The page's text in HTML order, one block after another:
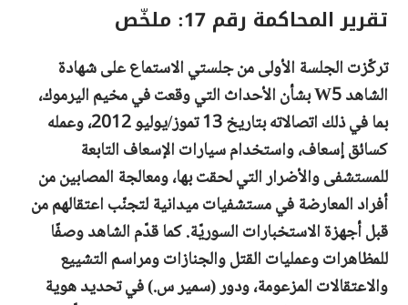
تقرير المحاكمة رقم 17: ملخّص
تركّزت الجلسة الأولى من جلستي الاستماع على شهادة
الشاهد W5 بشأن الأحداث التي وقعت في مخيم اليرموك،
بما في ذلك اتصالاته بتاريخ 13 تموز/يوليو 2012، وعمله
كسائق إسعاف، واستخدام سيارات الإسعاف التابعة
للمستشفى والأضرار التي لحقت بها، ومعالجة المصابين من
أفراد المعارضة في مستشفيات ميدانية لتجنّب اعتقالهم من
قبل أجهزة الاستخبارات السوريّة. كما قدّم الشاهد وصفًا
للمظاهرات وعمليات القتل والجنازات ومراسم التشييع
والاعتقالات المزعومة، ودور (سمير س.) في تحديد هوية